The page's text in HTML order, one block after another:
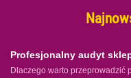
Profesjonalny audyt
Dlaczego warto przeprowadzić